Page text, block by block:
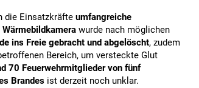
die Einsatzkräfte umfangreiche
Wärmebildkamera wurde nach möglichen
ins Freie gebracht und abgelöscht, zudem
Bereich, um versteckte Glut
70 Feuerwehrmitglieder von fünf
Brandes ist derzeit noch unklar.